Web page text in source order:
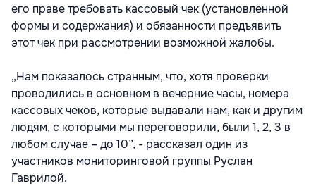
его праве требовать кассовый чек (установленной
формы и содержания) и обязанности предъявить
этот чек при рассмотрении возможной жалобы.
„Нам показалось странным, что, хотя проверки
проводились в основном в вечерние часы, номера
кассовых чеков, которые выдавали нам, как и другим
людям, с которыми мы переговорили, были 1, 2, 3 в
любом случае – до 10”, - рассказал один из
участников мониторинговой группы Руслан
Гаврилой.